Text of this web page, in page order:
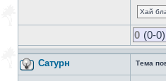
Хай
0 (0-0)
Сатурн Тема